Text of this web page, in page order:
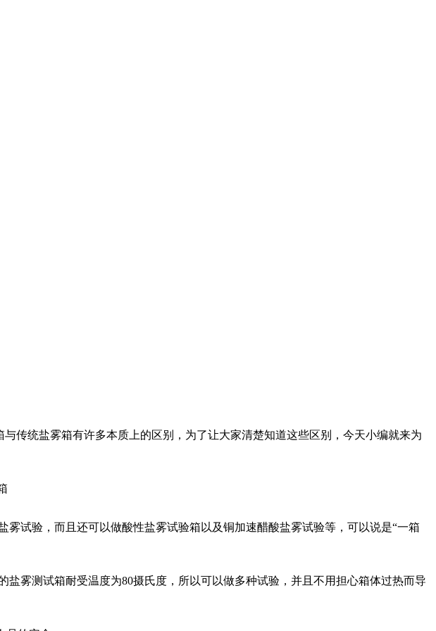
传统盐雾箱有许多本质上的区别，为了让大家清楚知道这些区别，今天小编就来为
试验，而且还可以做酸性盐雾试验箱以及铜加速醋酸盐雾试验等，可以说是“一箱
雾测试箱耐受温度为80摄氏度，所以可以做多种试验，并且不用担心箱体过热而导